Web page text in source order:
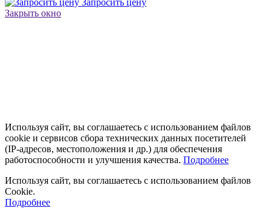
Закрыть окно
Используя сайт, вы соглашаетесь с использованием файлов
cookie и сервисов сбора технических данных посетителей
(IP‑адресов, местоположения и др.) для обеспечения
работоспособности и улучшения качества. Подробнее
Используя сайт, вы соглашаетесь с использованием файлов
Cookie.
Подробнее